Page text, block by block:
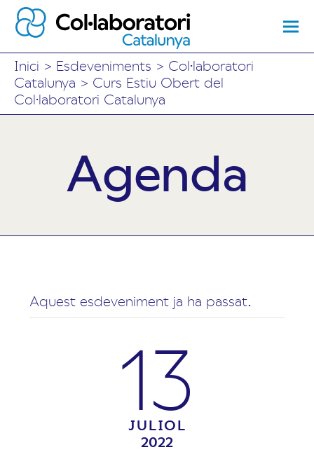
Inici > Esdeveniments > Col·laboratori
Catalunya > Curs Estiu Obert del
Col·laboratori Catalunya
Agenda
Aquest esdeveniment ja ha passat.
13
JULIOL
2022